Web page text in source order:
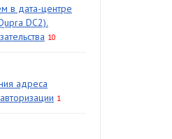
в дата-центре
DC2).
10
адреса
1